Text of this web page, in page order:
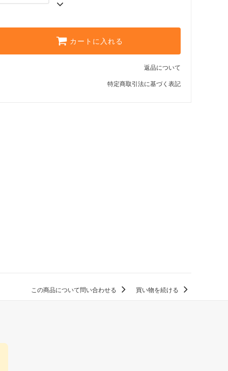
カートに入れる
返品について
特定商取引法に基づく表記
この商品について問い合わせる 買い物を続ける